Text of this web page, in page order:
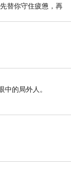
替你守住疲憊，再
的局外人。